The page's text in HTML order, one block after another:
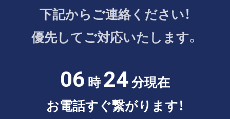
下記からご連絡ください！
優先してご対応いたします。
06 時24分現在
お電話すぐ繋がります！